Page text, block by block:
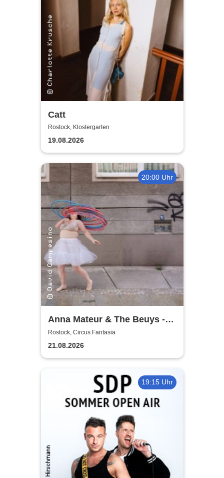
Catt
Rostock, Klostergarten
19.08.2026
20:00 Uhr
Anna Mateur & The Beuys -
Kaoshüter
Rostock, Circus Fantasia
21.08.2026
19:15 Uhr